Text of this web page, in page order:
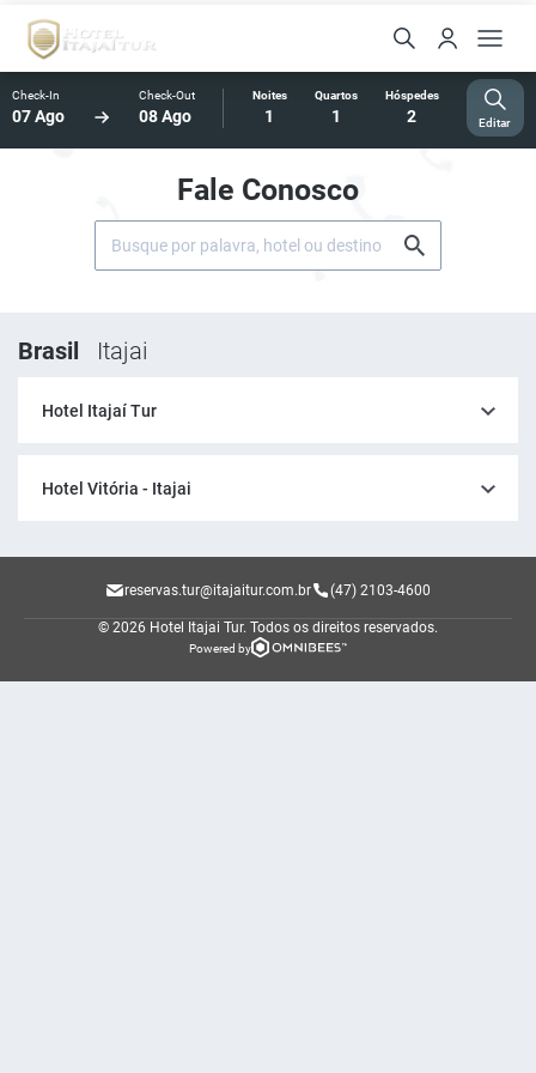
Check-In
07 Ago
Check-Out
08 Ago
Noites
1
Quartos
1
Hóspedes
2 Editar
Fale Conosco
Brasil Itajai
Hotel Itajaí Tur
Hotel Vitória - Itajai
reservas.tur@itajaitur.com.br (47) 2103-4600
© 2026 Hotel Itajai Tur. Todos os direitos reservados.
Powered by